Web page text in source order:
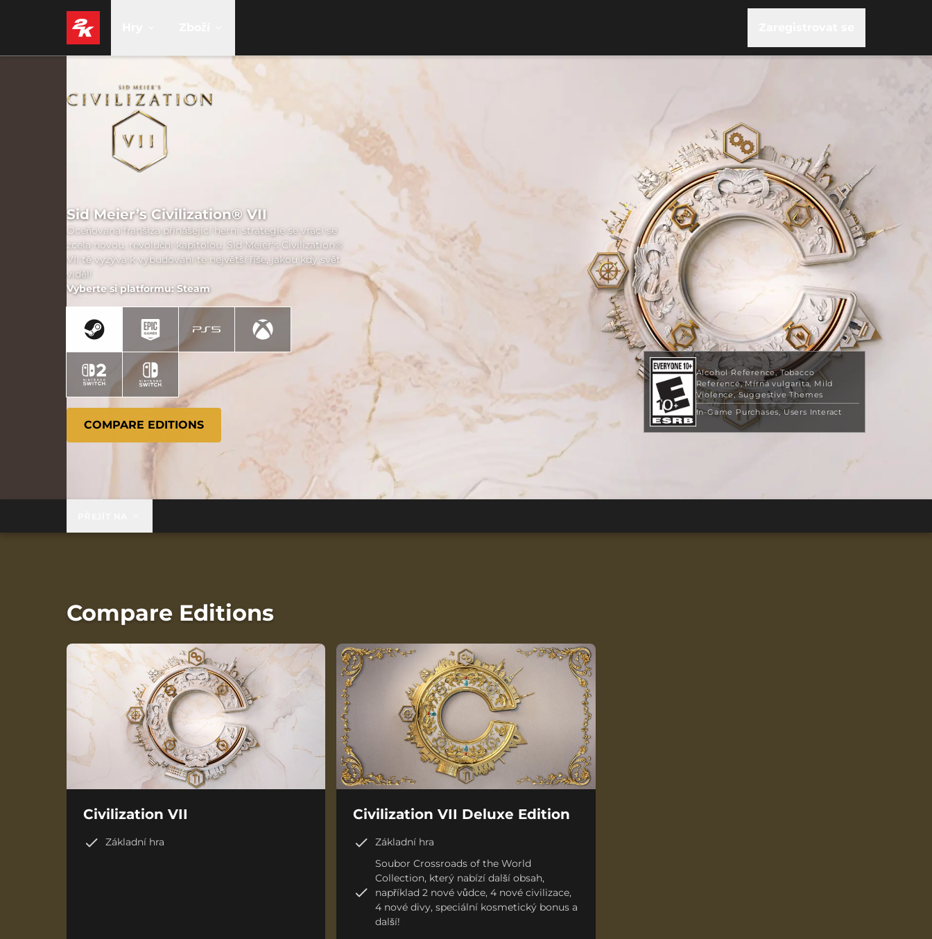
Alcohol Reference Tobacco
Reference Mírná vulgarita Mild
Violence Suggestive Themes
In-Game Purchases Users Interact
Sid Meier’s Civilization® VII
Oceňovaná franšíza přinášející herní strategie se vrací se
zcela novou, revoluční kapitolou. Sid Meier's Civilization®
VII tě vyzývá k vybudování té největší říše, jakou kdy svět
viděl!
Vyberte si platformu: Steam
COMPARE EDITIONS
Compare Editions
Civilization VII
Základní hra
Civilization VII Deluxe Edition
Základní hra
Soubor Crossroads of the World
Collection, který nabízí další obsah,
například 2 nové vůdce, 4 nové civilizace,
4 nové divy, speciální kosmetický bonus a
další!